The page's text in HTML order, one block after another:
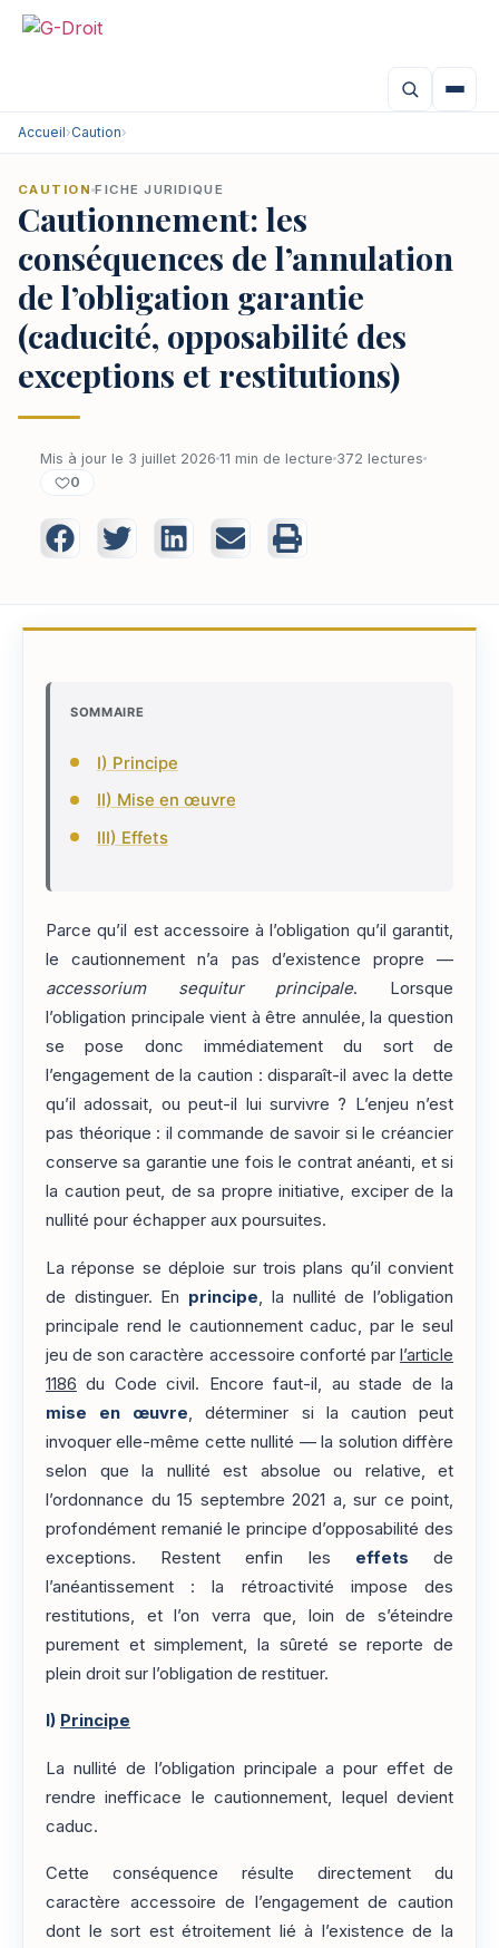
Accueil›Caution›
CAUTION FICHE JURIDIQUE
Cautionnement: les
conséquences de l’annulation
de l’obligation garantie
(caducité, opposabilité des
exceptions et restitutions)
Mis à jour le 3 juillet 2026 11 min de lecture 372 lectures
0
SOMMAIRE
I) Principe
II) Mise en œuvre
III) Effets
Parce qu’il est accessoire à l’obligation qu’il garantit,
le cautionnement n’a pas d’existence propre —
accessorium sequitur principale. Lorsque
l’obligation principale vient à être annulée, la question
se pose donc immédiatement du sort de
l’engagement de la caution : disparaît-il avec la dette
qu’il adossait, ou peut-il lui survivre ? L’enjeu n’est
pas théorique : il commande de savoir si le créancier
conserve sa garantie une fois le contrat anéanti, et si
la caution peut, de sa propre initiative, exciper de la
nullité pour échapper aux poursuites.
La réponse se déploie sur trois plans qu’il convient
de distinguer. En principe, la nullité de l’obligation
principale rend le cautionnement caduc, par le seul
jeu de son caractère accessoire conforté par l’article
1186 du Code civil. Encore faut-il, au stade de la
mise en œuvre, déterminer si la caution peut
invoquer elle-même cette nullité — la solution diffère
selon que la nullité est absolue ou relative, et
l’ordonnance du 15 septembre 2021 a, sur ce point,
profondément remanié le principe d’opposabilité des
exceptions. Restent enfin les effets de
l’anéantissement : la rétroactivité impose des
restitutions, et l’on verra que, loin de s’éteindre
purement et simplement, la sûreté se reporte de
plein droit sur l’obligation de restituer.
I) Principe
La nullité de l’obligation principale a pour effet de
rendre inefficace le cautionnement, lequel devient
caduc.
Cette conséquence résulte directement du
caractère accessoire de l’engagement de caution
dont le sort est étroitement lié à l’existence de la